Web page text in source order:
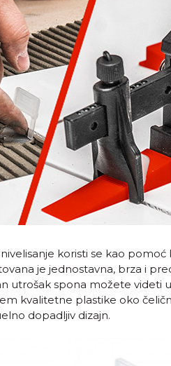
koristi se kao
je jednostavna, brza i
utrošak spona možete videti
kvalitetne plastike oko
dopadljiv dizajn.